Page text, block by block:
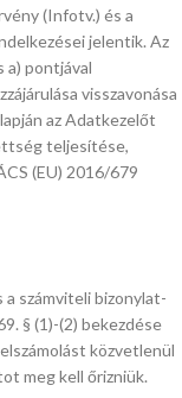
(Infotv.) és a
jelentik. Az
a) pontjával
visszavonása
az Adatkezelőt
teljesítése,
(EU) 2016/679
a számviteli bizonylat-
§ (1)-(2) bekezdése
közvetlenül
meg kell őrizniük.